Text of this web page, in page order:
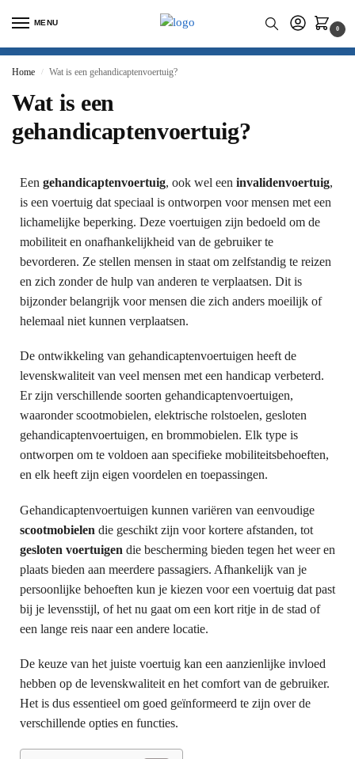
MENU
0
Home / Wat is een gehandicaptenvoertuig?
Wat is een
gehandicaptenvoertuig?
Een gehandicaptenvoertuig, ook wel een invalidenvoertuig,
is een voertuig dat speciaal is ontworpen voor mensen met een
lichamelijke beperking. Deze voertuigen zijn bedoeld om de
mobiliteit en onafhankelijkheid van de gebruiker te
bevorderen. Ze stellen mensen in staat om zelfstandig te reizen
en zich zonder de hulp van anderen te verplaatsen. Dit is
bijzonder belangrijk voor mensen die zich anders moeilijk of
helemaal niet kunnen verplaatsen.
De ontwikkeling van gehandicaptenvoertuigen heeft de
levenskwaliteit van veel mensen met een handicap verbeterd.
Er zijn verschillende soorten gehandicaptenvoertuigen,
waaronder scootmobielen, elektrische rolstoelen, gesloten
gehandicaptenvoertuigen, en brommobielen. Elk type is
ontworpen om te voldoen aan specifieke mobiliteitsbehoeften,
en elk heeft zijn eigen voordelen en toepassingen.
Gehandicaptenvoertuigen kunnen variëren van eenvoudige
scootmobielen die geschikt zijn voor kortere afstanden, tot
gesloten voertuigen die bescherming bieden tegen het weer en
plaats bieden aan meerdere passagiers. Afhankelijk van je
persoonlijke behoeften kun je kiezen voor een voertuig dat past
bij je levensstijl, of het nu gaat om een kort ritje in de stad of
een lange reis naar een andere locatie.
De keuze van het juiste voertuig kan een aanzienlijke invloed
hebben op de levenskwaliteit en het comfort van de gebruiker.
Het is dus essentieel om goed geïnformeerd te zijn over de
verschillende opties en functies.